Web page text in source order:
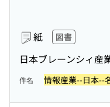
紙 図書
日本ブレーンシィ産
件名 情報産業--日本--